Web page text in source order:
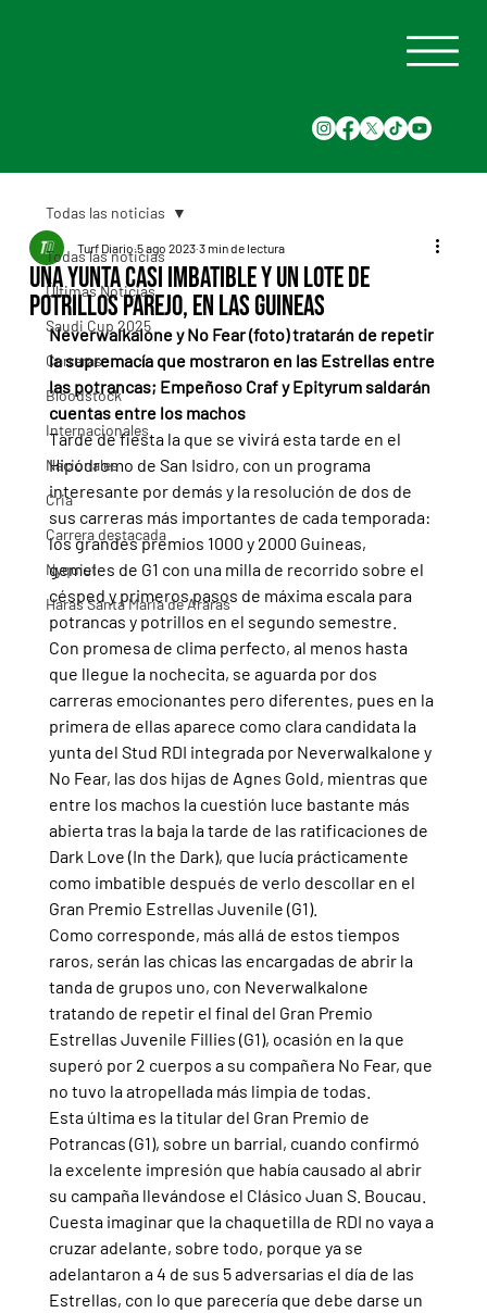
Todas las noticias
Últimas Noticias
Saudi Cup 2025
Carreras
Bloodstock
Internacionales
Nacionales
Cria
Carrera destacada
Nyquist
Haras Santa Maria de Araras
Todas las noticias
Una yunta casi imbatible y un lote de
potrillos parejo, en las Guineas
Turf Diario 5 ago 2023 3 min de lectura
Neverwalkalone y No Fear (foto) tratarán de repetir
la supremacía que mostraron en las Estrellas entre
las potrancas; Empeñoso Craf y Epityrum saldarán
cuentas entre los machos
Tarde de fiesta la que se vivirá esta tarde en el
Hipódromo de San Isidro, con un programa
interesante por demás y la resolución de dos de
sus carreras más importantes de cada temporada:
los grandes premios 1000 y 2000 Guineas,
gemeles de G1 con una milla de recorrido sobre el
césped y primeros pasos de máxima escala para
potrancas y potrillos en el segundo semestre.
Con promesa de clima perfecto, al menos hasta
que llegue la nochecita, se aguarda por dos
carreras emocionantes pero diferentes, pues en la
primera de ellas aparece como clara candidata la
yunta del Stud RDI integrada por Neverwalkalone y
No Fear, las dos hijas de Agnes Gold, mientras que
entre los machos la cuestión luce bastante más
abierta tras la baja la tarde de las ratificaciones de
Dark Love (In the Dark), que lucía prácticamente
como imbatible después de verlo descollar en el
Gran Premio Estrellas Juvenile (G1).
Como corresponde, más allá de estos tiempos
raros, serán las chicas las encargadas de abrir la
tanda de grupos uno, con Neverwalkalone
tratando de repetir el final del Gran Premio
Estrellas Juvenile Fillies (G1), ocasión en la que
superó por 2 cuerpos a su compañera No Fear, que
no tuvo la atropellada más limpia de todas.
Esta última es la titular del Gran Premio de
Potrancas (G1), sobre un barrial, cuando confirmó
la excelente impresión que había causado al abrir
su campaña llevándose el Clásico Juan S. Boucau.
Cuesta imaginar que la chaquetilla de RDI no vaya a
cruzar adelante, sobre todo, porque ya se
adelantaron a 4 de sus 5 adversarias el día de las
Estrellas, con lo que parecería que debe darse un